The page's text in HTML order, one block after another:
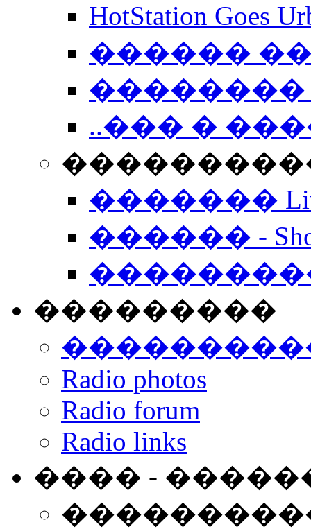
HotStation
������
��������
..��� �
����������
�������
������ -
���������
Radio photos
Radio forum
Radio links
���� -